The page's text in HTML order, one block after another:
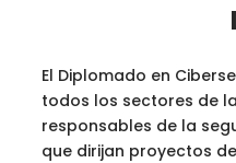
El Diplomado en
todos los sectores de
responsables de la
que dirijan proyectos